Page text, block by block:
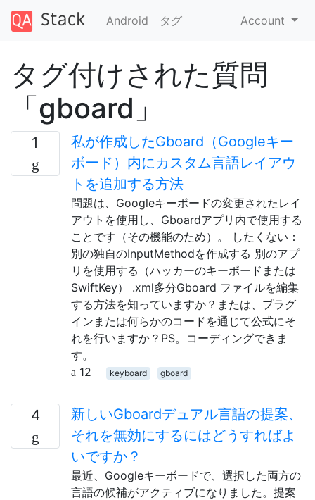
Android タグ Account
タグ付けされた質問
「gboard」
1
私が作成したGboard（Googleキー
ボード）内にカスタム言語レイアウ
トを追加する方法
問題は、Googleキーボードの変更されたレイ
アウトを使用し、Gboardアプリ内で使用する
ことです（その機能のため）。 したくない：
別の独自のInputMethodを作成する 別のアプ
リを使用する（ハッカーのキーボードまたは
SwiftKey） .xml多分Gboard ファイルを編集
する方法を知っていますか？または、プラグ
インまたは何らかのコードを通じて公式にそ
れを行いますか？PS。コーディングできま
す。
12
keyboard gboard
4
新しいGboardデュアル言語の提案、
それを無効にするにはどうすればよ
いですか？
最近、Googleキーボードで、選択した両方の
言語の候補がアクティブになりました。提案